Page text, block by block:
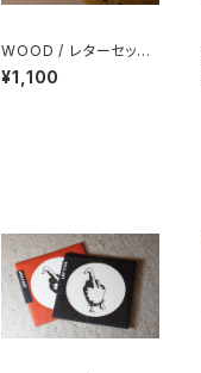
WOOD / レターセット /
活版印刷
¥1,100